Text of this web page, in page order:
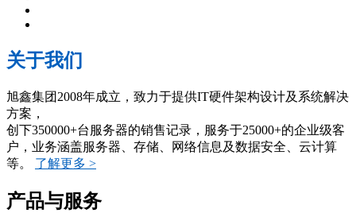
关于我们
旭鑫集团2008年成立，致力于提供IT硬件架构设计及系统解决
方案，
创下350000+台服务器的销售记录，服务于25000+的企业级客
户，业务涵盖服务器、存储、网络信息及数据安全、云计算
等。 了解更多 >
产品与服务